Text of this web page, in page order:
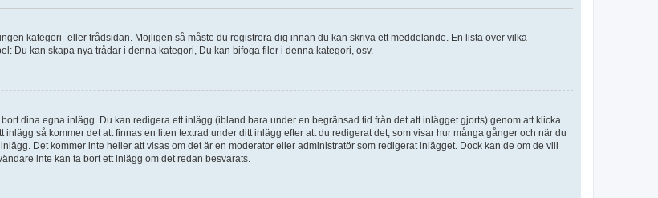
kategori- eller trådsidan. Möjligen så måste du registrera dig innan du kan skriva ett meddelande. En lista över vilka
Du kan skapa nya trådar i denna kategori, Du kan bifoga filer i denna kategori, osv.
dina egna inlägg. Du kan redigera ett inlägg (ibland bara under en begränsad tid från det att inlägget gjorts) genom att klicka
så kommer det att finnas en liten textrad under ditt inlägg efter att du redigerat det, som visar hur många gånger och när du
Det kommer inte heller att visas om det är en moderator eller administratör som redigerat inlägget. Dock kan de om de vill
inte kan ta bort ett inlägg om det redan besvarats.